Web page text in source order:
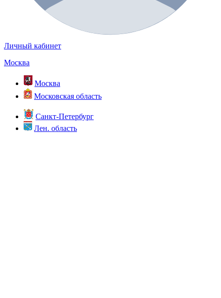
Личный кабинет
Москва
Москва
Московская область
Санкт-Петербург
Лен. область